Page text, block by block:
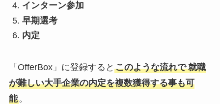
インターン参加
早期選考
内定
「OfferBox」に登録すると このような流れで 就職
が難しい大手企業の内定を複数獲得する事も可
能。